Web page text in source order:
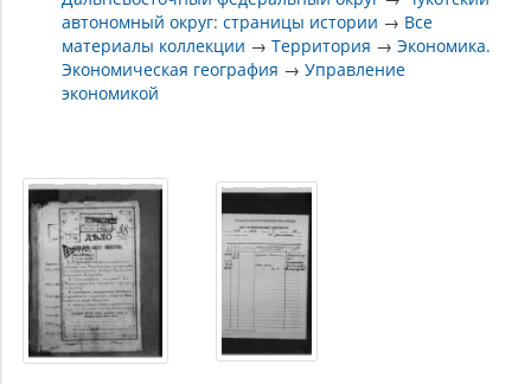
автономный округ: страницы истории → Все
материалы коллекции →Территория →Экономика.
Экономическая география →Управление
экономикой